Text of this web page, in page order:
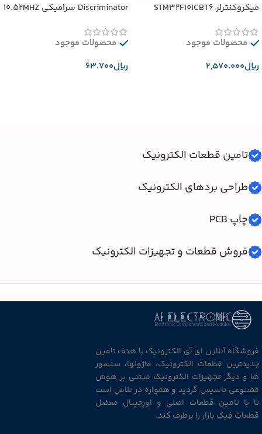
میکروکنترلر STM32F101CBT6
محصولات موجود
﷼
Discriminator سرامیکی 10.52MHZ
محصولات موجود
﷼
تامین قطعات الکترونیک
طراحی بردهای الکترونیک
چاپ PCB
فروش قطعات و تجهیزات الکترونیک
فروشگاه آنلاین ای آی الکترونیک با هدف تامین
جدیدترین قطعات الکترونیک، ماژولها، سنسور
ها و دیگر تجهیزات الکترونیک مبتنی بر هوش
مصنوعی تاسیس گردید و همواره در تلاش است
تا با تامین قطعات اصلی و اورجینال معضل
قطعات فیک بازار را برطرف کند.